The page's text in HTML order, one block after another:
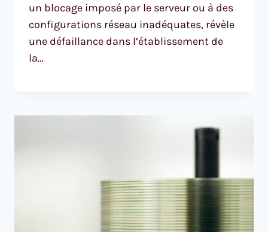
un blocage imposé par le serveur ou à des
configurations réseau inadéquates, révèle
une défaillance dans l’établissement de
la…